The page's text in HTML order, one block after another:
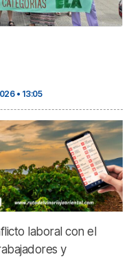
• 13:05
laboral con el
y